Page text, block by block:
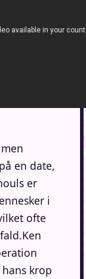
en date,
er
i
ofte
krop